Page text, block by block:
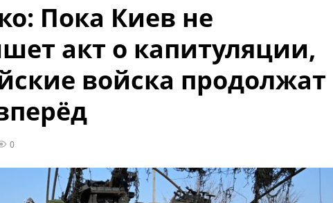
Пока Киев не
акт о капитуляции,
войска продолжат
0